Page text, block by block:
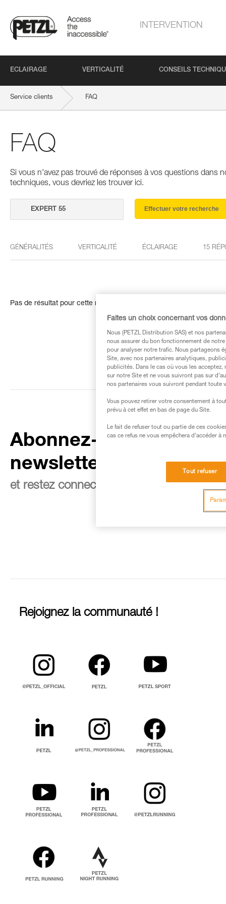
INTERVENTION
ECLAIRAGE VERTICALITÉ CONSEILS
Service clients FAQ
FAQ
Si vous n'avez pas trouvé de réponses à vos questions dans
techniques, vous devriez les trouver ici.
Effectuer votre recherche
GÉNÉRALITÉS VERTICALITÉ ÉCLAIRAGE 15
Pas de résultat pour cette recherche
Abonnez-vous à la
newsletter
et restez connecté à notre actualité
Rejoignez la communauté !
Faites un choix concernant vos
Nous (PETZL Distribution SAS) et nos
nous assurer du bon fonctionnement de
pour analyser notre trafic. Nous partageons
Site, avec nos partenaires analytiques,
publicités. Dans le cas où vous les
sur notre Site et ne vous suivront pas sur
nos partenaires vous suivront pendant toute
Vous pouvez retirer votre consentement à
prévu à cet effet en bas de page du Site.
Le fait de refuser tout ou partie de ces
cas ce refus ne vous empêchera d’accéder à
Tout refuser